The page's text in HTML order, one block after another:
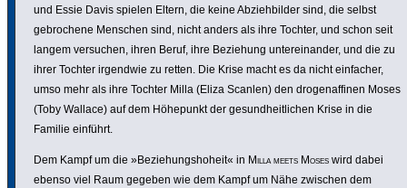
und Essie Davis spielen Eltern, die keine Abzieh­bilder sind, die selbst
gebro­chene Menschen sind, nicht anders als ihre Tochter, und schon seit
langem versuchen, ihren Beruf, ihre Beziehung unter­ein­ander, und die zu
ihrer Tochter irgendwie zu retten. Die Krise macht es da nicht einfacher,
umso mehr als ihre Tochter Milla (Eliza Scanlen) den drogen­af­finen Moses
(Toby Wallace) auf dem Höhepunkt der gesund­heit­li­chen Krise in die
Familie einführt.
Dem Kampf um die »Bezie­hungs­ho­heit« in Milla meets Moses wird dabei
ebenso viel Raum gegeben wie dem Kampf um Nähe zwischen dem